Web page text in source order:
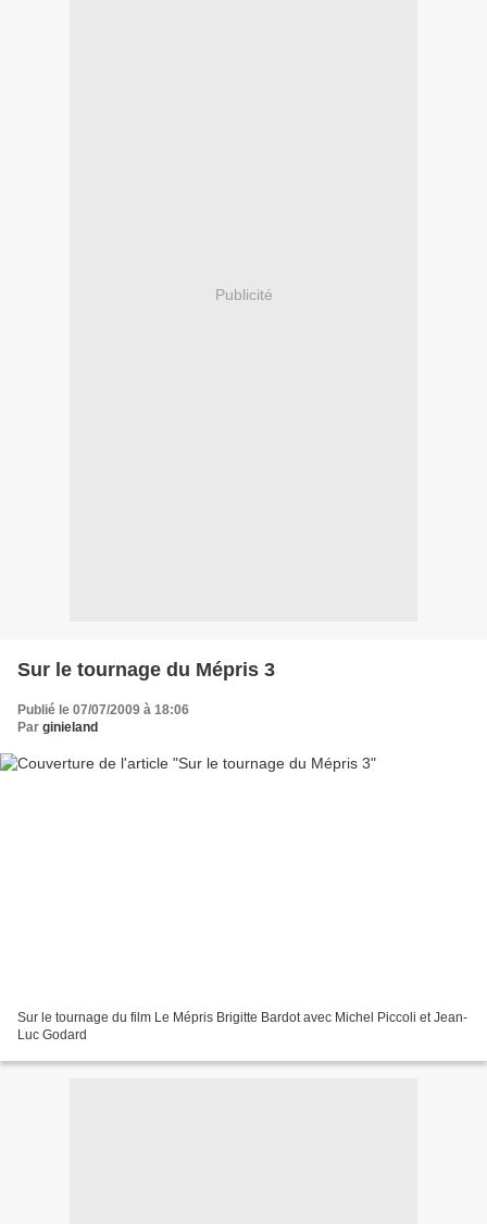
Publicité
Sur le tournage du Mépris 3
Publié le 07/07/2009 à 18:06
Par ginieland
Sur le tournage du film Le Mépris Brigitte Bardot avec Michel Piccoli et Jean-
Luc Godard